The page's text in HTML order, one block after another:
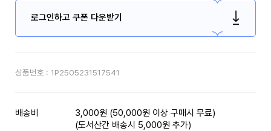
로그인하고 쿠폰 다운받기
상품번호 : 1P2505231517541
배송비
3,000원 (50,000원 이상 구매시 무료)
(도서산간 배송시 5,000원 추가)